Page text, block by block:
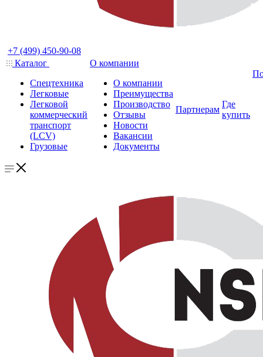
+7 (499) 450-90-08
Каталог
Спецтехника
Легковые
Легковой
коммерческий
транспорт
(LCV)
Грузовые
О компании
О компании
Преимущества
Производство
Отзывы
Новости
Вакансии
Документы
Партнерам
Где
купить